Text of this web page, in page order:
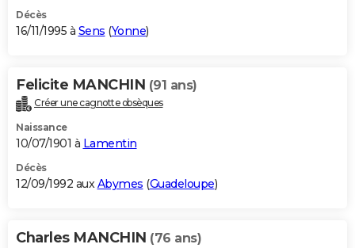
Décès
16/11/1995 à Sens (Yonne)
Felicite MANCHIN (91 ans)
Créer une cagnotte obsèques
Naissance
10/07/1901 à Lamentin
Décès
12/09/1992 auxAbymes (Guadeloupe)
Charles MANCHIN (76 ans)